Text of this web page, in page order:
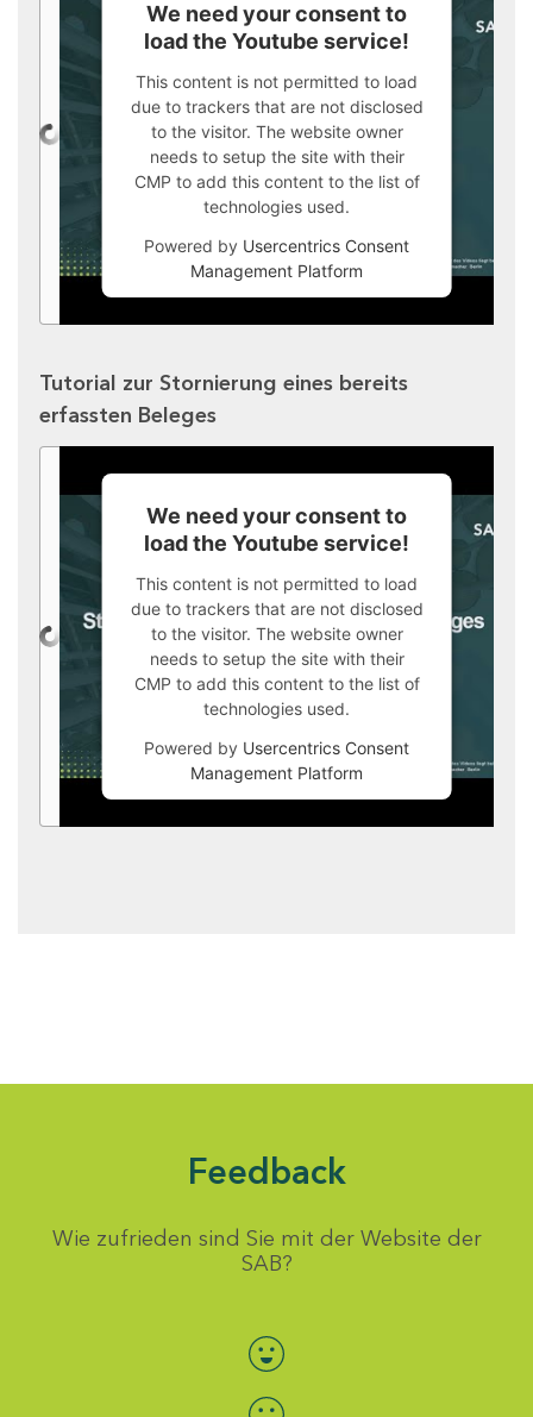
We need your consent to
load the Youtube service!
This content is not permitted to load
due to trackers that are not disclosed
to the visitor. The website owner
needs to setup the site with their
CMP to add this content to the list of
technologies used.
Powered by Usercentrics Consent
Management Platform
Tutorial zur Stornierung eines bereits
erfassten Beleges
We need your consent to
load the Youtube service!
This content is not permitted to load
due to trackers that are not disclosed
to the visitor. The website owner
needs to setup the site with their
CMP to add this content to the list of
technologies used.
Powered by Usercentrics Consent
Management Platform
Feedback
Wie zufrieden sind Sie mit der Website der
SAB?
Bewertung auswählen